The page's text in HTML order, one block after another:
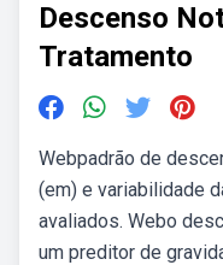
Descenso
Tratamento
Webpadrão de
(em) e variabilidade
avaliados. Webo
um preditor de